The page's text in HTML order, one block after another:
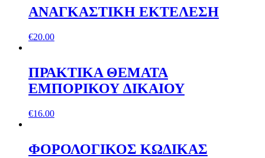
ΑΝΑΓΚΑΣΤΙΚΗ ΕΚΤΕΛΕΣΗ
€20.00
ΠΡΑΚΤΙΚΑ ΘΕΜΑΤΑ
ΕΜΠΟΡΙΚΟΥ ∆ΙΚΑΙΟΥ
€16.00
ΦΟΡΟΛΟΓΙΚΟΣ ΚΩΔΙΚΑΣ